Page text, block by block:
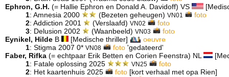
Ephron, G.H. (= Hallie Ephron en Donald A. Davidoff) VS
1: Amnesia 2000 (Bezeten geheugen) VN01
foto
2: Addiction 2001 (Verslaafd)VN02
foto
3: Delusion 2002 (Waanbeeld)VN03
foto
Eynikel, Hilde B [Medische thriller]
oeuvre
1: Stigma 2007 0* VN08 foto'gedateerd'
Faber, Rifka (= echtpaar Erik Betten en Corien Feenstra) NL
1: Fatale oplossing 2025 VN25
foto
2: Het kaartenhuis 2025 foto[kort verhaal met opa Rien]